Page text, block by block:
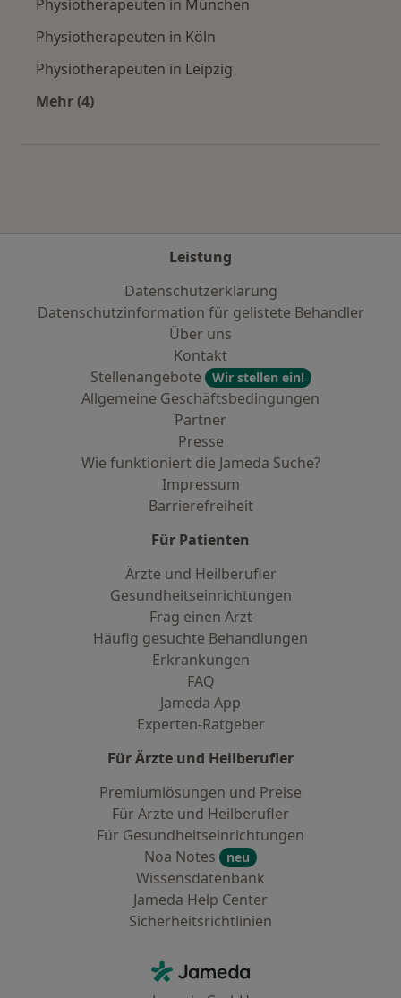
Physiotherapeuten in München
Physiotherapeuten in Köln
Physiotherapeuten in Leipzig
Mehr (4)
Leistung
Datenschutzerklärung
Datenschutzinformation für gelistete Behandler
Über uns
Kontakt
Stellenangebote
Wir stellen ein!
Allgemeine Geschäftsbedingungen
Partner
Presse
Wie funktioniert die Jameda Suche?
Impressum
Barrierefreiheit
Für Patienten
Ärzte und Heilberufler
Gesundheitseinrichtungen
Frag einen Arzt
Häufig gesuchte Behandlungen
Erkrankungen
FAQ
Jameda App
Experten-Ratgeber
Für Ärzte und Heilberufler
Premiumlösungen und Preise
Für Ärzte und Heilberufler
Für Gesundheitseinrichtungen
Noa Notes
neu
Wissensdatenbank
Jameda Help Center
Sicherheitsrichtlinien
Jameda - Startseite